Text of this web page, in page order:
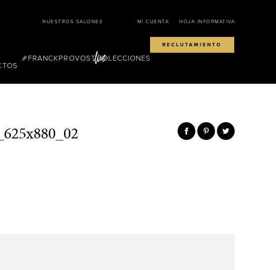
NUESTROS SALONES MI CUENTA HOJA INFORMATIVA
RECLUTAMIENTO
FRANCKPROVOSTCOLECCIONES